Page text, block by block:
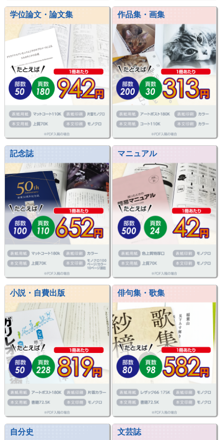
学位論文・論文集 作品集・画集
記念誌 マニュアル
小説・自費出版 俳句集・歌集
自分史 文芸誌